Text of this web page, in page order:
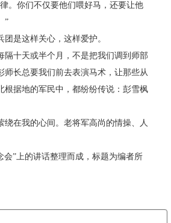
。你们不仅要他们喂好马，还要让他
”
是这样关心，这样爱护。
十天或半个月，不是把我们调到师部
长总要我们前去表演马术，让那些从
根据地的军民中，都纷纷传说：彭雪枫
在我的心间。老将军高尚的情操、人
会”上的讲话整理而成，标题为编者所